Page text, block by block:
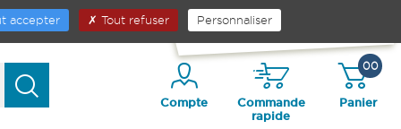
PRODUITS CONTACT Contactez-nous
04 75 82 01 23
Compte
Commande
rapide
00
Panier
accepter Tout refuser Personnaliser